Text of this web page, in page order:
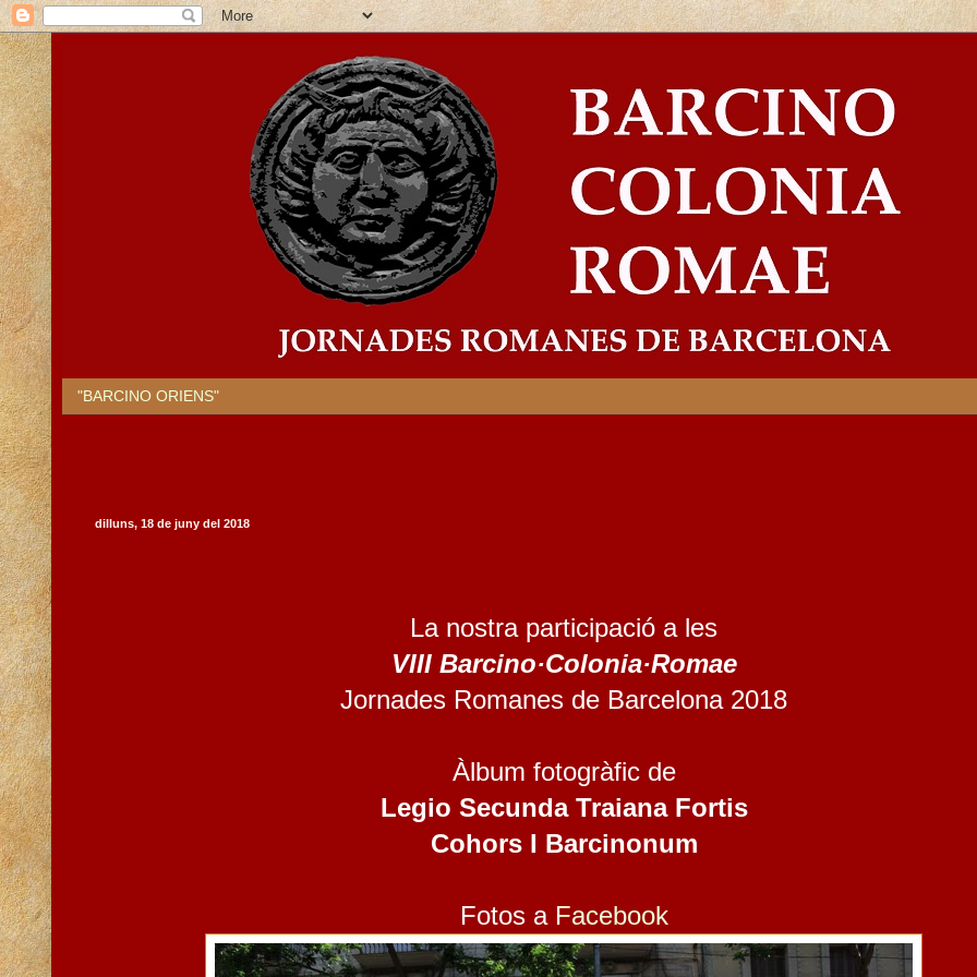
"BARCINO ORIENS"
dilluns, 18 de juny del 2018
La nostra participació a les
VIII Barcino·Colonia·Romae
Jornades Romanes de Barcelona 2018
Àlbum fotogràfic de
Legio Secunda Traiana Fortis
Cohors I Barcinonum
Fotos a Facebook